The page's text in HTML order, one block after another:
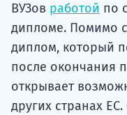
ВУЗов работой по
дипломе. Помимо
диплом, который
после окончания
открывает
других странах